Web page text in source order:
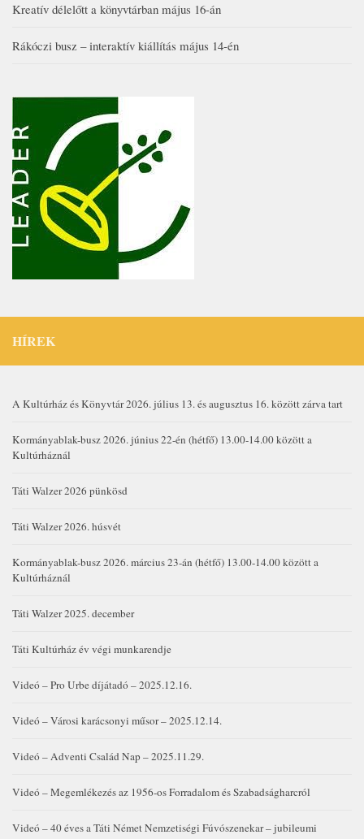
Kreatív délelőtt a könyvtárban május 16-án
Rákóczi busz – interaktív kiállítás május 14-én
HÍREK
A Kultúrház és Könyvtár 2026. július 13. és augusztus 16. között zárva tart
Kormányablak-busz 2026. június 22-én (hétfő) 13.00-14.00 között a
Kultúrháznál
Táti Walzer 2026 pünkösd
Táti Walzer 2026. húsvét
Kormányablak-busz 2026. március 23-án (hétfő) 13.00-14.00 között a
Kultúrháznál
Táti Walzer 2025. december
Táti Kultúrház év végi munkarendje
Videó – Pro Urbe díjátadó – 2025.12.16.
Videó – Városi karácsonyi műsor – 2025.12.14.
Videó – Adventi Család Nap – 2025.11.29.
Videó – Megemlékezés az 1956-os Forradalom és Szabadságharcról
Videó – 40 éves a Táti Német Nemzetiségi Fúvószenekar – jubileumi